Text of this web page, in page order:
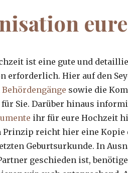
ist eine gute und
erforderlich. Hier auf den
Behördengänge sowie die
für Sie. Darüber hinaus
ihr für eure Hochzeit
Prinzip reicht hier eine Kopie
Geburtsurkunde. In
geschieden ist,